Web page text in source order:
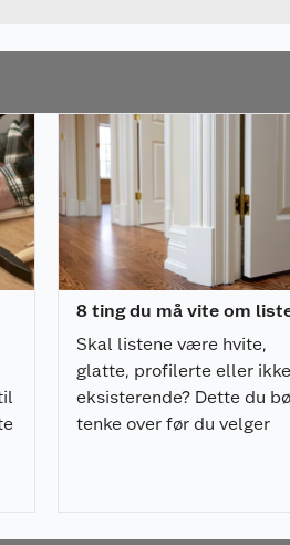
selges i
etter
at
8 ting du må vite om
Skal listene være hvite,
glatte, profilerte eller
eksisterende? Dette du
tenke over før du velger